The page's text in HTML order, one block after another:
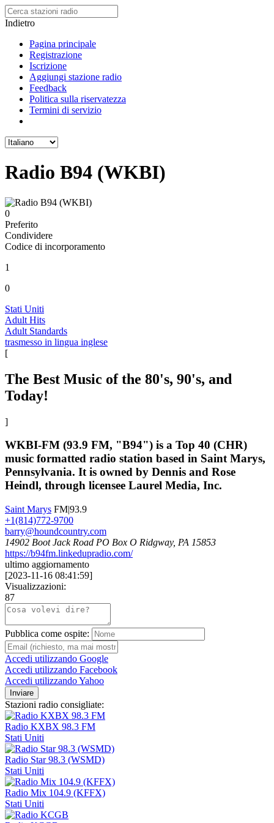
Indietro
Pagina principale
Registrazione
Iscrizione
Aggiungi stazione radio
Feedback
Politica sulla riservatezza
Termini di servizio
Radio B94 (WKBI)
0
Preferito
Condividere
Codice di incorporamento
1
0
Stati Uniti
Adult Hits
Adult Standards
trasmesso in lingua inglese
[
The Best Music of the 80's, 90's, and
Today!
]
WKBI-FM (93.9 FM, "B94") is a Top 40 (CHR)
music formatted radio station based in Saint Marys,
Pennsylvania. It is owned by Dennis and Rose
Heindl, through licensee Laurel Media, Inc.
Saint Marys FM|93.9
+1(814)772-9700
barry@houndcountry.com
14902 Boot Jack Road PO Box O Ridgway, PA 15853
https://b94fm.linkedupradio.com/
ultimo aggiornamento
[2023-11-16 08:41:59]
Visualizzazioni:
87
Pubblica come ospite:
Accedi utilizzando Google
Accedi utilizzando Facebook
Accedi utilizzando Yahoo
Inviare
Stazioni radio consigliate:
Radio KXBX 98.3 FM
Stati Uniti
Radio Star 98.3 (WSMD)
Stati Uniti
Radio Mix 104.9 (KFFX)
Stati Uniti